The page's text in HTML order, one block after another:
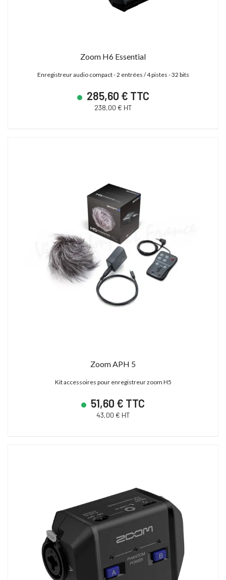
Zoom H6 Essential
Enregistreur audio compact - 2 entrées / 4 pistes - 32 bits
285,60 € TTC
238,00 € HT
Zoom APH 5
Kit accessoires pour enregistreur zoom H5
51,60 € TTC
43,00 € HT